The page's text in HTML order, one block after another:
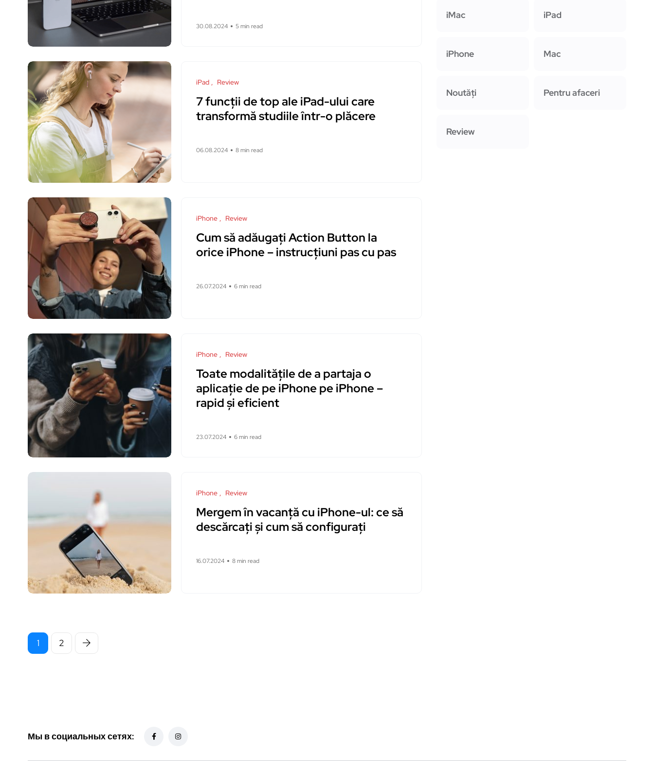
30.08.2024 5 min read
iPad Review
7 funcții de top ale iPad-ului care
transformă studiile într-o plăcere
06.08.2024 8 min read
iPhone Review
Cum să adăugați Action Button la
orice iPhone – instrucțiuni pas cu pas
26.07.2024 6 min read
iPhone Review
Toate modalitățile de a partaja o
aplicație de pe iPhone pe iPhone –
rapid și eficient
23.07.2024 6 min read
iPhone Review
Mergem în vacanță cu iPhone-ul: ce să
descărcați și cum să configurați
16.07.2024 8 min read
1 2
iMac iPad
iPhone Mac
Noutăți Pentru afaceri
Review
Мы в социальных сетях: